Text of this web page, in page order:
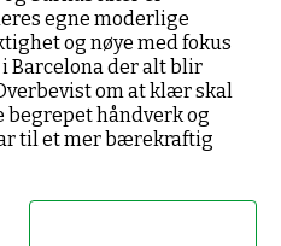
egne moderlige
og nøye med fokus
Barcelona der alt blir
om at klær skal
begrepet håndverk og
til et mer bærekraftig